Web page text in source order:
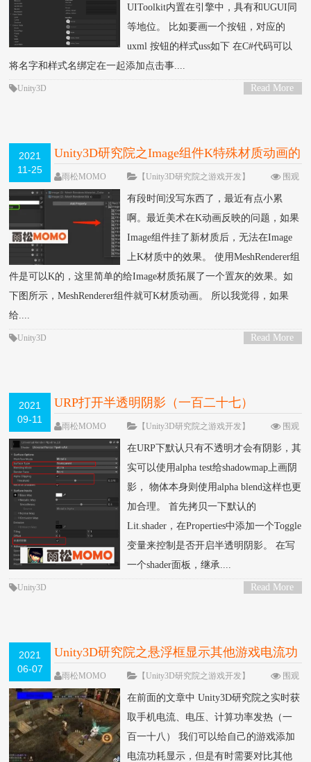
UIToolkit内置在引擎中，具有和UGUI同
等地位。 比如要画一个按钮，对应的
uxml 按钮的样式uss如下 在C#代码可以
将名字和样式名绑定在一起添加点击事....
Read More
Unity3D
2021
11-25
Unity3D研究院之Image组件K特殊材质动画的
一种方法（一百二十八）
雨松MOMO 【Unity3D研究院之游戏开发】
围观
7545次
7 条评论
有段时间没写东西了，最近有点小累
啊。最近美术在K动画反映的问题，如果
Image组件挂了新材质后，无法在Image
上K材质中的效果。 使用MeshRenderer组
件是可以K的，这里简单的给Image材质拓展了一个置灰的效果。如
下图所示，MeshRenderer组件就可K材质动画。 所以我觉得，如果
给....
Read More
Unity3D
2021
09-11
URP打开半透明阴影（一百二十七）
雨松MOMO 【Unity3D研究院之游戏开发】
围观
5902次
2 条评论
在URP下默认只有不透明才会有阴影，其
实可以使用alpha test给shadowmap上画阴
影， 物体本身则使用alpha blend这样也更
加合理。 首先拷贝一下默认的
Lit.shader，在Properties中添加一个Toggle
变量来控制是否开启半透明阴影。 在写
一个shader面板，继承....
Read More
Unity3D
2021
06-07
Unity3D研究院之悬浮框显示其他游戏电流功
耗（一百二十六）
雨松MOMO 【Unity3D研究院之游戏开发】
围观
7719次
2 条评论
在前面的文章中 Unity3D研究院之实时获
取手机电流、电压、计算功率发热（一
百一十八） 我们可以给自己的游戏添加
电流功耗显示，但是有时需要对比其他